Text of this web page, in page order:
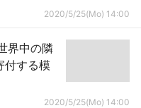
2020/5/25(Mo) 14:00
界中の隣
付する模
2020/5/25(Mo) 14:00